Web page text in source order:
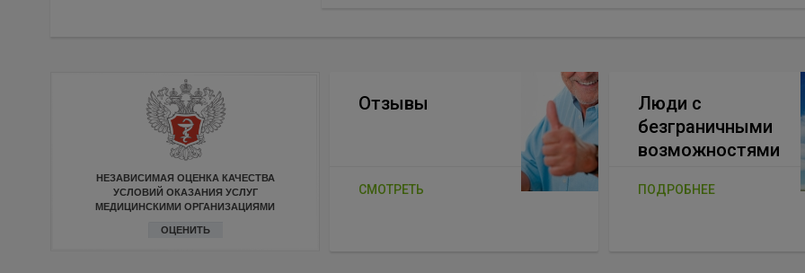
НЕЗАВИСИМАЯ ОЦЕНКА КАЧЕСТВА
УСЛОВИЙ ОКАЗАНИЯ УСЛУГ
МЕДИЦИНСКИМИ ОРГАНИЗАЦИЯМИ
ОЦЕНИТЬ
Отзывы
СМОТРЕТЬ
Люди с
безграничными
возможностями
ПОДРОБНЕЕ